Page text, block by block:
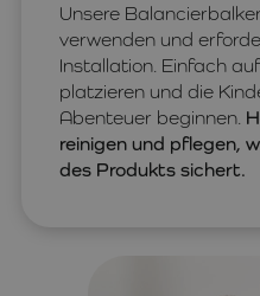
Unsere
verwenden und
Installation. Einfach
platzieren und die
Abenteuer beginnen.
reinigen und pflegen,
des Produkts sichert.